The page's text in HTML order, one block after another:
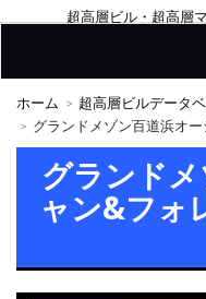
超高層ビル・超高層
ホーム 超高層ビルデータ
グランドメゾン百道浜オ
グランド
ャン&フォ